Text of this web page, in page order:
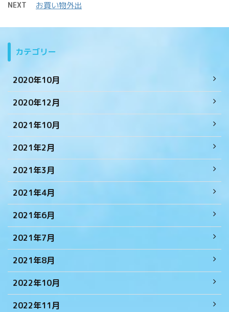
NEXT お買い物外出
カテゴリー
2020年10月
2020年12月
2021年10月
2021年2月
2021年3月
2021年4月
2021年6月
2021年7月
2021年8月
2022年10月
2022年11月